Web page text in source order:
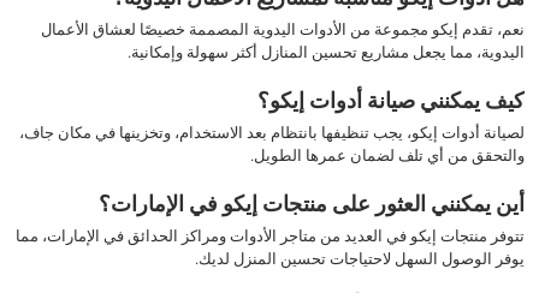
نعم، تقدم إيكو مجموعة من الأدوات اليدوية المصممة خصيصًا لعشاق الأعمال
اليدوية، مما يجعل مشاريع تحسين المنازل أكثر سهولة وإمكانية.
كيف يمكنني صيانة أدوات إيكو؟
لصيانة أدوات إيكو، يجب تنظيفها بانتظام بعد الاستخدام، وتخزينها في مكان جاف،
والتحقق من أي تلف لضمان عمرها الطويل.
أين يمكنني العثور على منتجات إيكو في الإمارات؟
تتوفر منتجات إيكو في العديد من متاجر الأدوات ومراكز الحدائق في الإمارات، مما
يوفر الوصول السهل لاحتياجات تحسين المنزل لديك.